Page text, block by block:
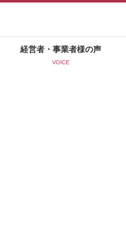
経営者・事業者様の声
VOICE